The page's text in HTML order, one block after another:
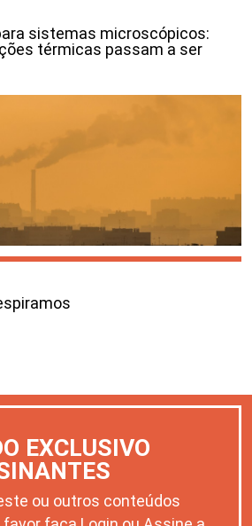
sistemas microscópicos:
térmicas passam a ser
EXCLUSIVO
ou outros conteúdos